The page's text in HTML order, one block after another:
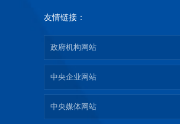
友情链接：
政府机构网站
中央企业网站
中央媒体网站